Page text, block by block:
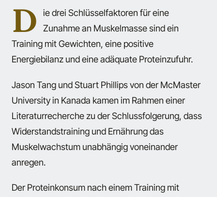
D
ie drei Schlüsselfaktoren für eine
Zunahme an Muskelmasse sind ein
Training mit Gewichten, eine positive
Energiebilanz und eine adäquate Proteinzufuhr.
Jason Tang und Stuart Phillips von der McMaster
University in Kanada kamen im Rahmen einer
Literaturrecherche zu der Schlussfolgerung, dass
Widerstandstraining und Ernährung das
Muskelwachstum unabhängig voneinander
anregen.
Der Proteinkonsum nach einem Training mit